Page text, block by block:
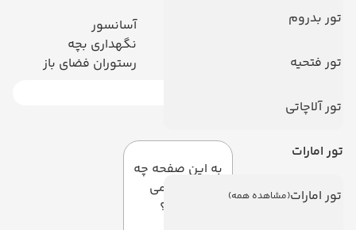
تور بدروم
تور فتحیه
تور آلاچاتی
تور امارات
تور امارات(مشاهده همه)
رستوران
تلویزیون کابلی/ماهواره‌ای
آسانسور
نگهداری بچه
رستوران فضای باز
دیدگاه کاربران
به این صفحه چه
امتیازی می
دهید؟